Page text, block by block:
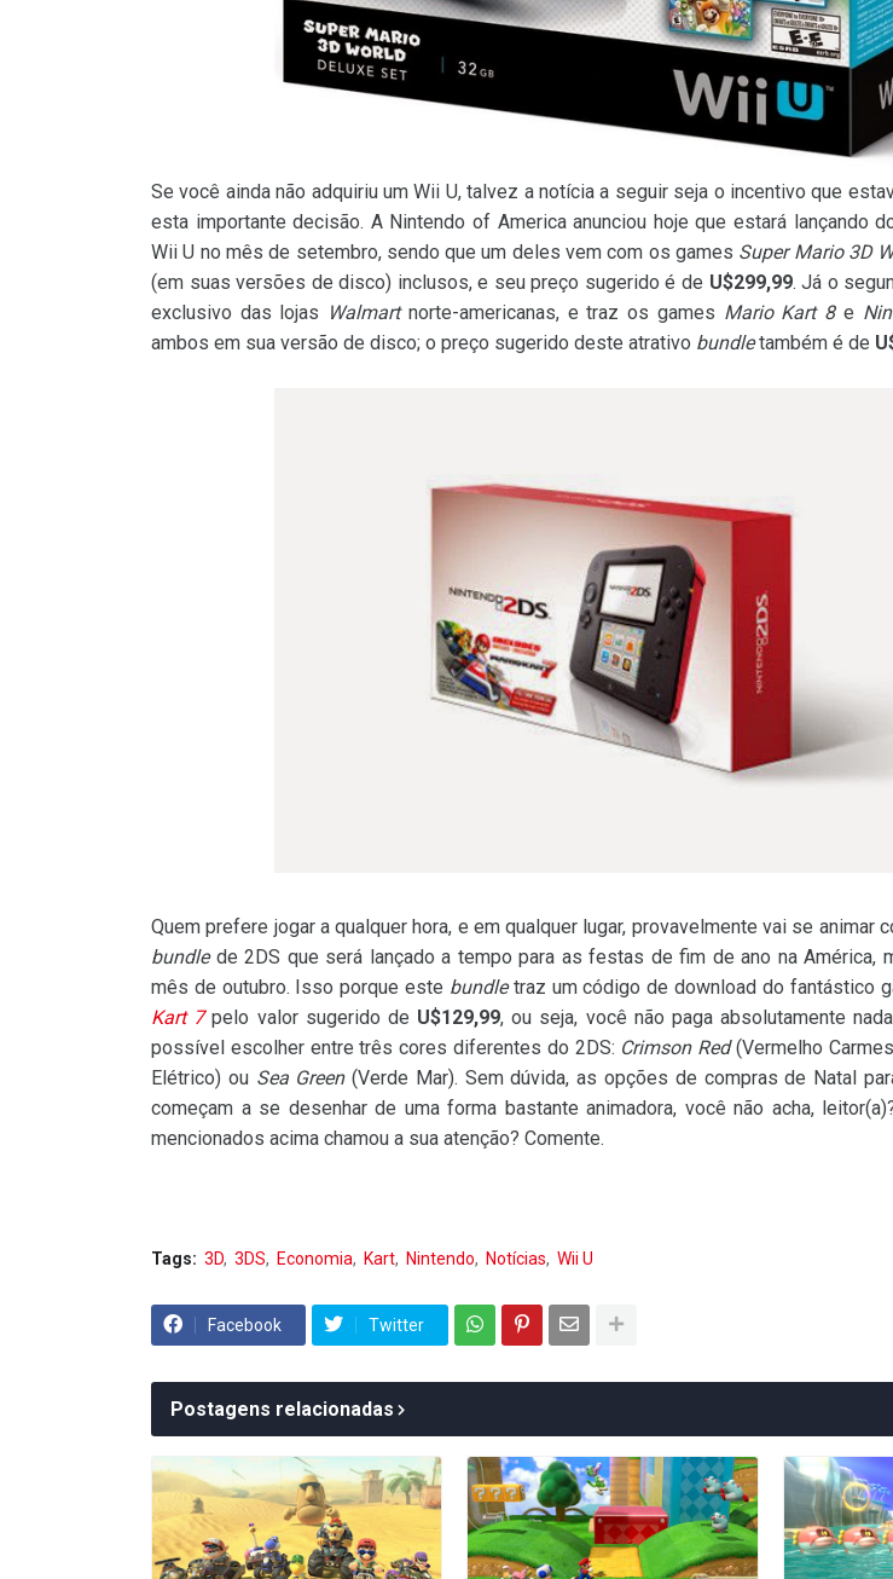
Se você ainda não adquiriu um Wii U, talvez a notícia a seguir seja o incentivo que
esta importante decisão. A Nintendo of America anunciou hoje que estará lançando
Wii U no mês de setembro, sendo que um deles vem com os games Super Mario 3D
(em suas versões de disco) inclusos, e seu preço sugerido é de U$299,99. Já o
exclusivo das lojas Walmartnorte-americanas, e traz os games Mario Kart 8e
ambos em sua versão de disco; o preço sugerido deste atrativo bundletambém é de
Quem prefere jogar a qualquer hora, e em qualquer lugar, provavelmente vai se animar
bundlede 2DS que será lançado a tempo para as festas de fim de ano na América,
mês de outubro. Isso porque este bundletraz um código de download do fantástico
Kart 7pelo valor sugerido de U$129,99, ou seja, você não paga absolutamente
possível escolher entre três cores diferentes do 2DS: Crimson Red(Vermelho
Elétrico) ou Sea Green(Verde Mar). Sem dúvida, as opções de compras de Natal
começam a se desenhar de uma forma bastante animadora, você não acha,
mencionados acima chamou a sua atenção? Comente.
Tags: 3D 3DS Economia Kart Nintendo Notícias Wii U
Facebook Twitter
Postagens relacionadas